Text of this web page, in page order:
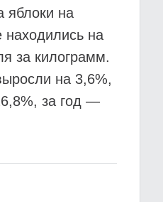
яблоки на
на
за килограмм.
на 3,6%,
за год —